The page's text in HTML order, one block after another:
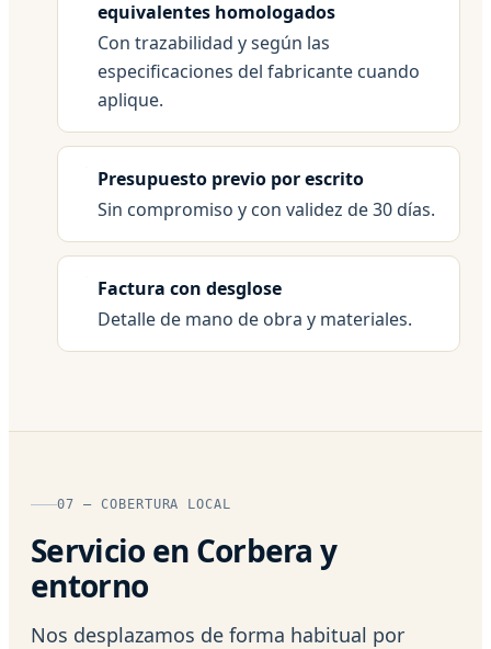
equivalentes homologados
Con trazabilidad y según las
especificaciones del fabricante cuando
aplique.
Presupuesto previo por escrito
Sin compromiso y con validez de 30 días.
Factura con desglose
Detalle de mano de obra y materiales.
07 — COBERTURA LOCAL
Servicio en Corbera y
entorno
Nos desplazamos de forma habitual por